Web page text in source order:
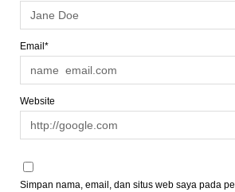
Email*
Website
Simpan nama, email, dan situs web saya pada